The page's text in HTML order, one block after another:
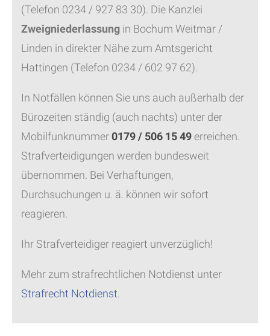
(Telefon 0234 / 927 83 30). Die Kanzlei
Zweigniederlassung in Bochum Weitmar /
Linden in direkter Nähe zum Amtsgericht
Hattingen (Telefon 0234 / 602 97 62).
In Notfällen können Sie uns auch außerhalb der
Bürozeiten ständig (auch nachts) unter der
Mobilfunknummer0179 / 506 15 49 erreichen.
Strafverteidigungen werden bundesweit
übernommen. Bei Verhaftungen,
Durchsuchungen u. ä. können wir sofort
reagieren.
Ihr Strafverteidiger reagiert unverzüglich!
Mehr zum strafrechtlichen Notdienst unter
Strafrecht Notdienst